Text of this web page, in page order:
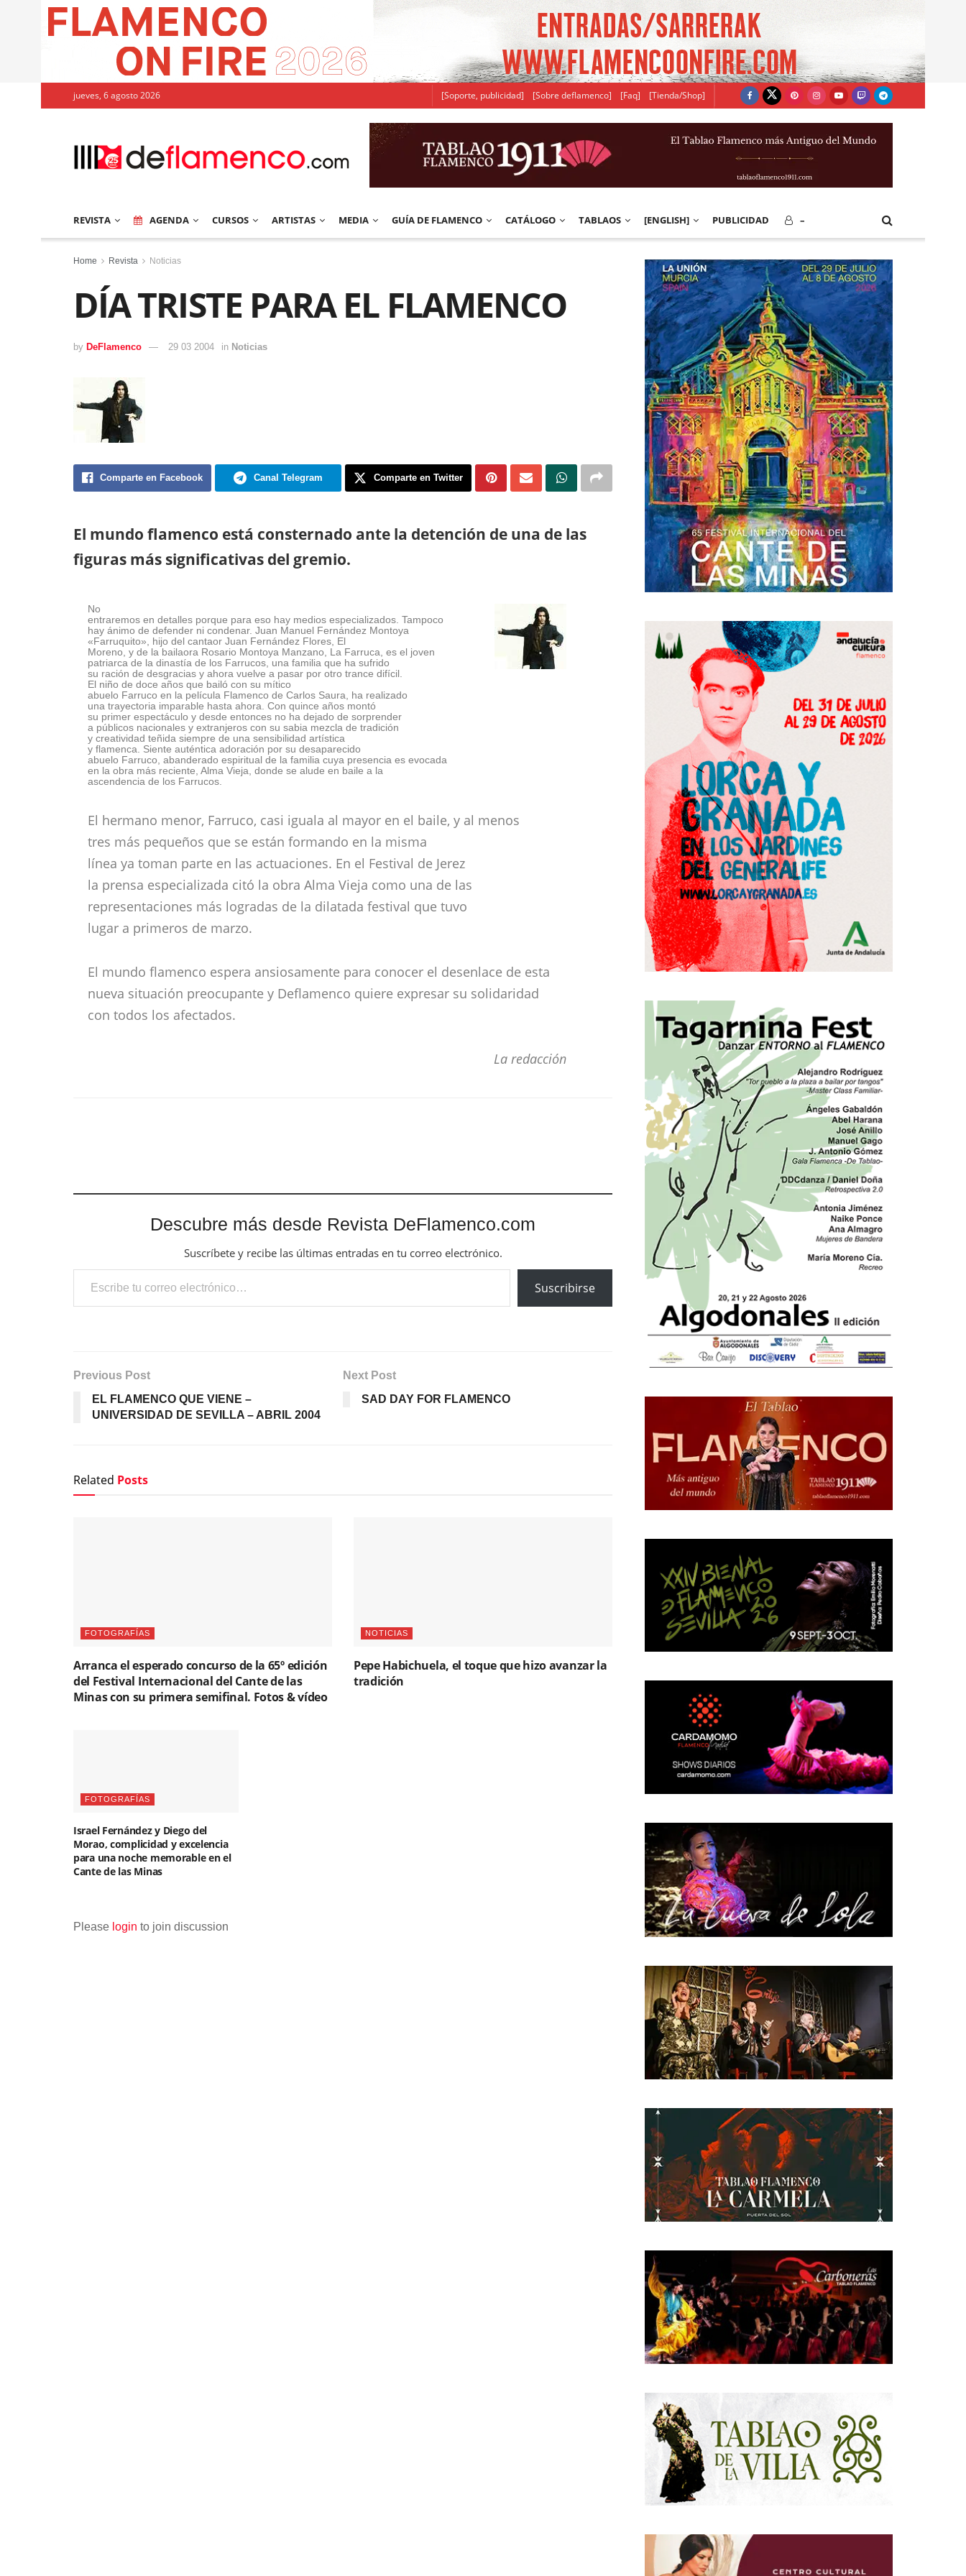
jueves, 6 agosto 2026 [Soporte, publicidad] [Sobre deflamenco] [Faq] [Tienda/Shop]
REVISTA AGENDA CURSOS ARTISTAS MEDIA GUÍA DE FLAMENCO CATÁLOGO TABLAOS [ENGLISH] PUBLICIDAD –
Home Revista Noticias
DÍA TRISTE PARA EL FLAMENCO
by DeFlamenco 29 03 2004 in Noticias
Comparte en Facebook Canal Telegram Comparte en Twitter
El mundo flamenco está consternado ante la detención de una de las
figuras más significativas del gremio.
No
entraremos en detalles porque para eso hay medios especializados. Tampoco
hay ánimo de defender ni condenar. Juan Manuel Fernández Montoya
«Farruquito», hijo del cantaor Juan Fernández Flores, El
Moreno, y de la bailaora Rosario Montoya Manzano, La Farruca, es el joven
patriarca de la dinastía de los Farrucos, una familia que ha sufrido
su ración de desgracias y ahora vuelve a pasar por otro trance difícil.
El niño de doce años que bailó con su mítico
abuelo Farruco en la película Flamenco de Carlos Saura, ha realizado
una trayectoria imparable hasta ahora. Con quince años montó
su primer espectáculo y desde entonces no ha dejado de sorprender
a públicos nacionales y extranjeros con su sabia mezcla de tradición
y creatividad teñida siempre de una sensibilidad artística
y flamenca. Siente auténtica adoración por su desaparecido
abuelo Farruco, abanderado espiritual de la familia cuya presencia es evocada
en la obra más reciente, Alma Vieja, donde se alude en baile a la
ascendencia de los Farrucos.
El hermano menor, Farruco, casi iguala al mayor en el baile, y al menos
tres más pequeños que se están formando en la misma
línea ya toman parte en las actuaciones. En el Festival de Jerez
la prensa especializada citó la obra Alma Vieja como una de las
representaciones más logradas de la dilatada festival que tuvo
lugar a primeros de marzo.
El mundo flamenco espera ansiosamente para conocer el desenlace de esta
nueva situación preocupante y Deflamenco quiere expresar su solidaridad
con todos los afectados.
La redacción
Descubre más desde Revista DeFlamenco.com
Suscríbete y recibe las últimas entradas en tu correo electrónico.
Escribe tu correo electrónico…
Suscribirse
Previous Post
EL FLAMENCO QUE VIENE –
UNIVERSIDAD DE SEVILLA – ABRIL 2004
Next Post
SAD DAY FOR FLAMENCO
Related Posts
FOTOGRAFÍAS
Arranca el esperado concurso de la 65º edición
del Festival Internacional del Cante de las
Minas con su primera semifinal. Fotos & vídeo
NOTICIAS
Pepe Habichuela, el toque que hizo avanzar la
tradición
FOTOGRAFÍAS
Israel Fernández y Diego del
Morao, complicidad y excelencia
para una noche memorable en el
Cante de las Minas
Please login to join discussion